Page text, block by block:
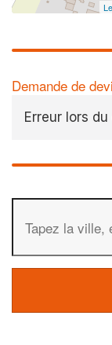
Demande de
Erreur lors